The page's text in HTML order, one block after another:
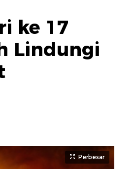
ke 17
Lindungi
Perbesar